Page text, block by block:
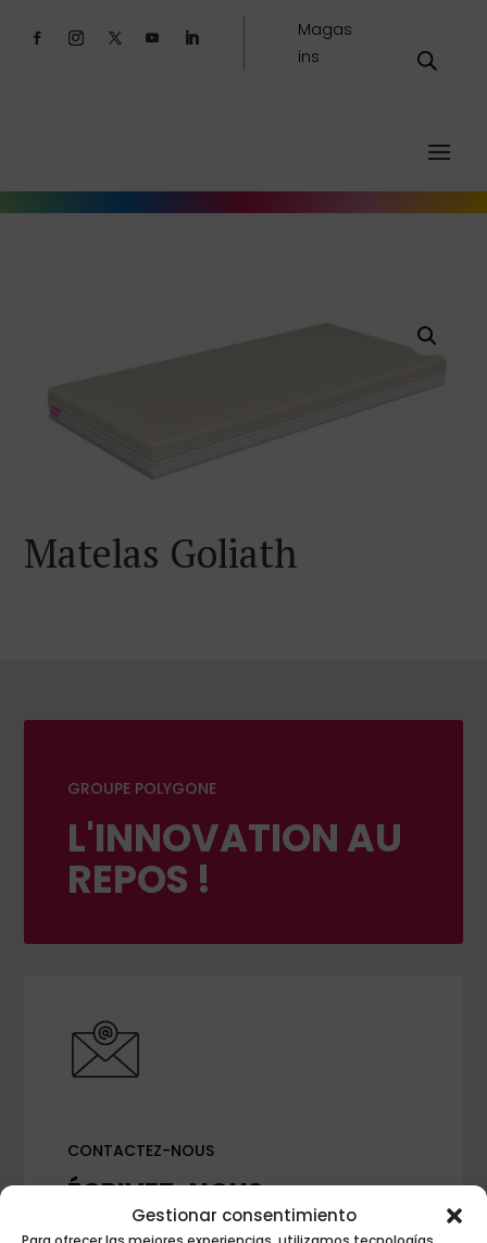
Gestionar consentimiento
Magas
ins
Matelas Goliath
GROUPE POLYGONE
L'INNOVATION AU
REPOS !
CONTACTEZ-NOUS
ÉCRIVEZ-NOUS